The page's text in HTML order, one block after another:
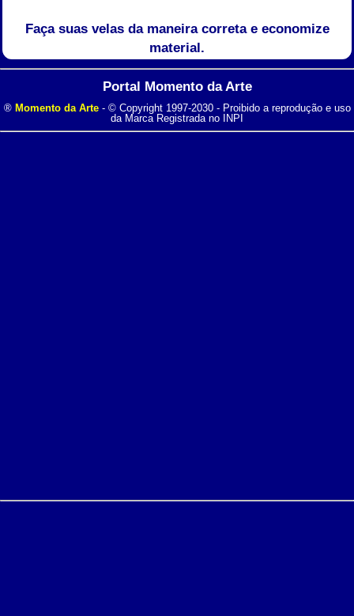
Faça suas velas da maneira correta e economize
material.
Portal Momento da Arte
® Momento da Arte- © Copyright 1997-2030 - Proibido a reprodução e uso
da Marca Registrada no INPI